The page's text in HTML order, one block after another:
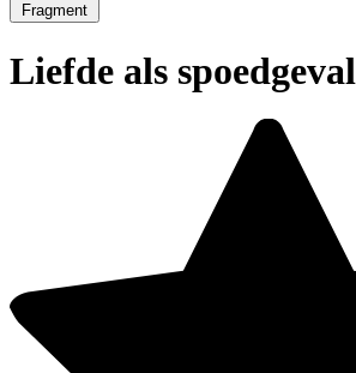
Fragment
Liefde als spoedgeval